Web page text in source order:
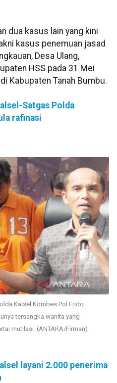
dua kasus lain yang kini
kasus penemuan jasad
Desa Ulang,
HSS pada 31 Mei
Kabupaten Tanah Bumbu.
Satgas Polda
rafinasi
Kalsel Kombes Pol Frido
tersangka wanita yang
mutilasi. (ANTARA/Firman)
layani 2.000 penerima